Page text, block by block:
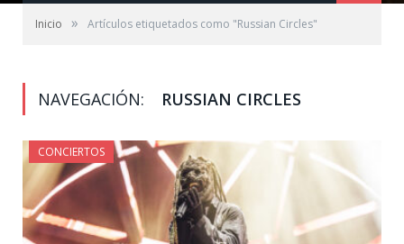
Inicio » Artículos etiquetados como "Russian Circles"
NAVEGACIÓN: RUSSIAN CIRCLES
CONCIERTOS